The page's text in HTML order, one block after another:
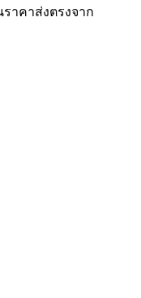
าคาส่งตรงจาก